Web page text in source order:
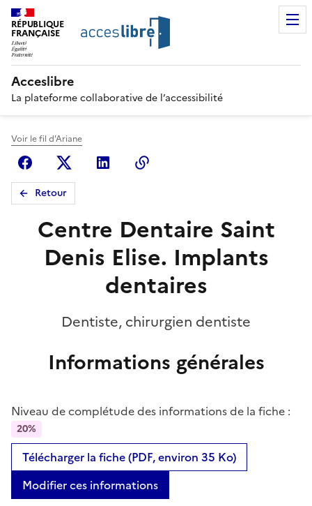
RÉPUBLIQUE
FRANÇAISE
Acceslibre
La plateforme collaborative de l’accessibilité
Voir le fil d'Ariane
FacebookX (anciennement Twitter)
Linkedin
Retour
Centre Dentaire Saint
Denis Elise. Implants
dentaires
Dentiste, chirurgien dentiste
Informations générales
Niveau de complétude des informations de la fiche :
20%
Télécharger la fiche (PDF, environ 35 Ko)
Modifier ces informations